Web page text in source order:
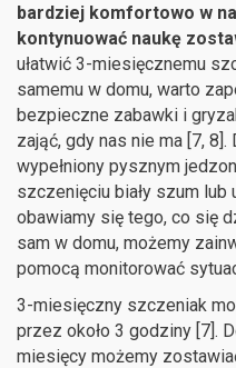
bardziej komfortowo w
kontynuować naukę
ułatwić 3-miesięcznemu
samemu w domu, warto
bezpieczne zabawki i
zająć, gdy nas nie ma [7,
wypełniony pysznym
szczenięciu biały szum
obawiamy się tego, co się
sam w domu, możemy
pomocą monitorować
3-miesięczny szczeniak
przez około 3 godziny [7].
miesięcy możemy